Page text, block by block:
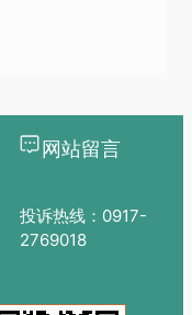
网站留言
投诉热线：0917-
2769018